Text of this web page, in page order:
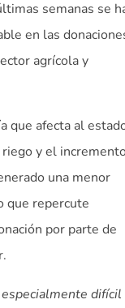
semanas se
en las
agrícola y
que afecta al
riego y el
una menor
que repercute
por parte de
difícil